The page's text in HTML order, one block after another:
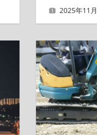
2025年11